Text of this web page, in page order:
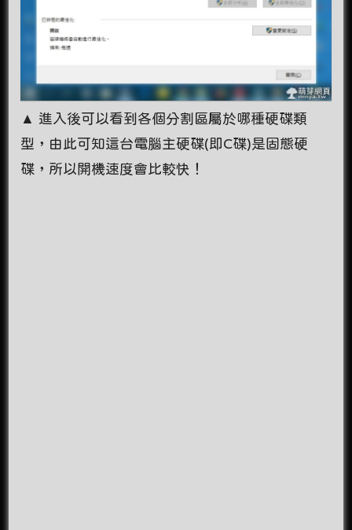
▲ 進入後可以看到各個分割區屬於哪種硬碟類
型，由此可知這台電腦主硬碟(即C碟)是固態硬
碟，所以開機速度會比較快！